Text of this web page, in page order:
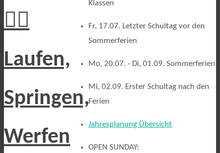
🏃‍♀️
Laufen,
Springen,
Werfen
Klassen
Fr, 17.07. Letzter Schultag vor den
Sommerferien
Mo, 20.07. - Di, 01.09. Sommerferien
Mi, 02.09. Erster Schultag nach den
Ferien
Jahresplanung Übersicht
OPEN SUNDAY: